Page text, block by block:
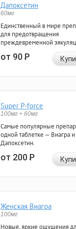
Дапоксетин
60мг
Единственный в мире
для предотвращения
преждевременной
от 90Р
Super P-force
100мг + 60мг
Самые популярные
одной таблетке — Виагра и
Дапоксетин.
от 200Р
Женская Виагра
100мг
Новые, яркие ощущения